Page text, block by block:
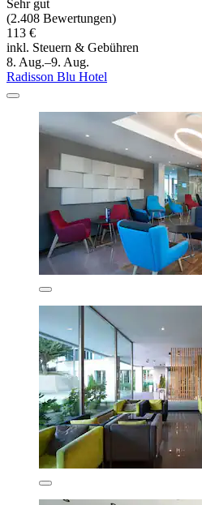
Sehr gut
(2.408 Bewertungen)
113 €
inkl. Steuern & Gebühren
8. Aug.–9. Aug.
Radisson Blu Hotel